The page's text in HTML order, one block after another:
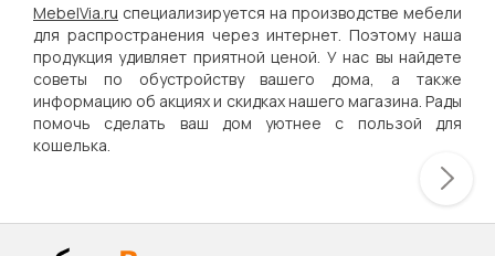
MebelVia.ru специализируется на производстве мебели
для распространения через интернет. Поэтому наша
продукция удивляет приятной ценой. У нас вы найдете
советы по обустройству вашего дома, а также
информацию об акциях и скидках нашего магазина. Рады
помочь сделать ваш дом уютнее с пользой для
кошелька.